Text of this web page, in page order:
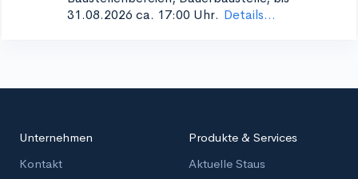
31.08.2026 ca. 17:00 Uhr. Details...
Unternehmen
Kontakt
Produkte & Services
Aktuelle Staus